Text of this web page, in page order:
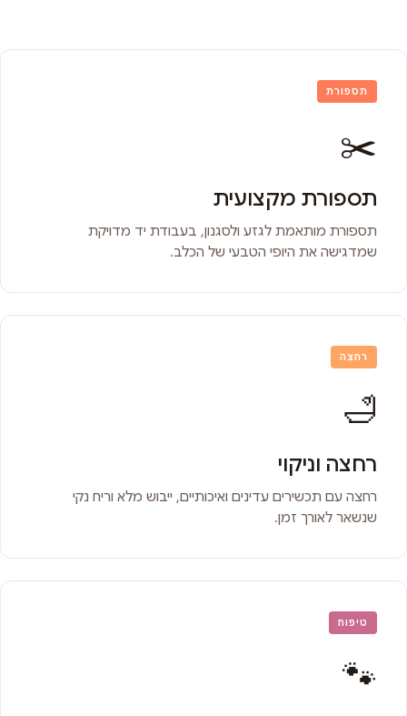
תספורת
✂️
תספורת מקצועית
תספורת מותאמת לגזע ולסגנון, בעבודת יד מדויקת
שמדגישה את היופי הטבעי של הכלב.
רחצה
🛁
רחצה וניקוי
רחצה עם תכשירים עדינים ואיכותיים, ייבוש מלא וריח נקי
שנשאר לאורך זמן.
טיפוח
🐾